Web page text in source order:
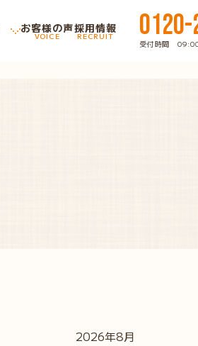
お客様の声
VOICE
採用情報
RECRUIT
受付時間
2026年8月